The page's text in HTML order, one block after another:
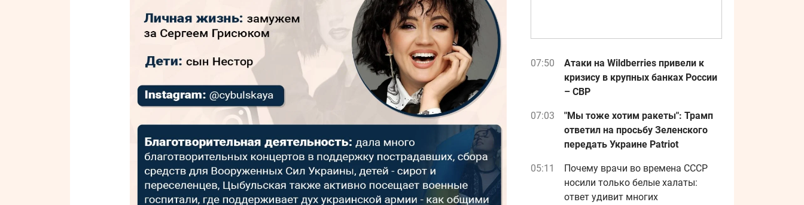
07:50
Атаки на Wildberries привели к
кризису в крупных банках России
– СВР
07:03
"Мы тоже хотим ракеты": Трамп
ответил на просьбу Зеленского
передать Украине Patriot
05:11
Почему врачи во времена СССР
носили только белые халаты:
ответ удивит многих